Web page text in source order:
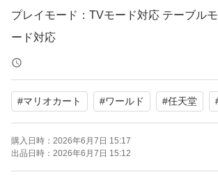
プレイモード：TVモード対応 テーブル
ード対応
携帯モードプレイ人数：1.0 人
#マリオカート #ワールド #任天堂
購入日時： 2026年6月7日 15:17
出品日時： 2026年6月7日 15:12